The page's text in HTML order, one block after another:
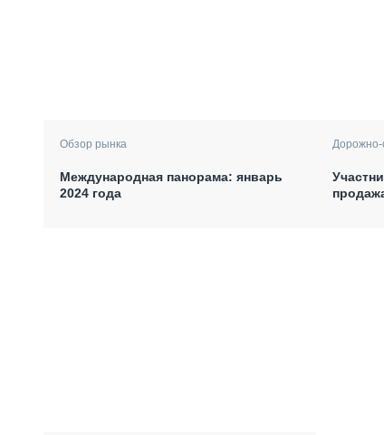
Обзор рынка
Международная панорама: январь
2024 года
Дорожно-